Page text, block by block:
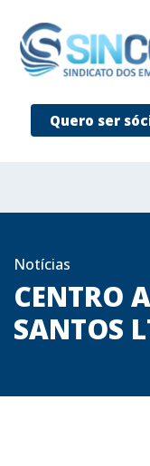
Quero ser
Notícias
CENTRO
SANTOS